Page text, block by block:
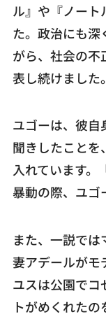
ル』や『ノー
た。政治にも深
がら、社会の不
表し続けました。
ユゴーは、彼自
聞きしたことを
入れています。
暴動の際、ユゴ
また、一説で
妻アデールがモ
ユスは公園でコ
トがめくれた